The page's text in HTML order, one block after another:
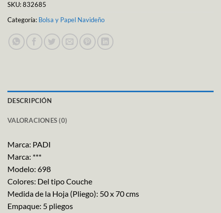
SKU:832685
Categoría: Bolsa y Papel Navideño
DESCRIPCIÓN
VALORACIONES (0)
Marca: PADI
Marca: ***
Modelo: 698
Colores: Del tipo Couche
Medida de la Hoja (Pliego): 50 x 70 cms
Empaque: 5 pliegos